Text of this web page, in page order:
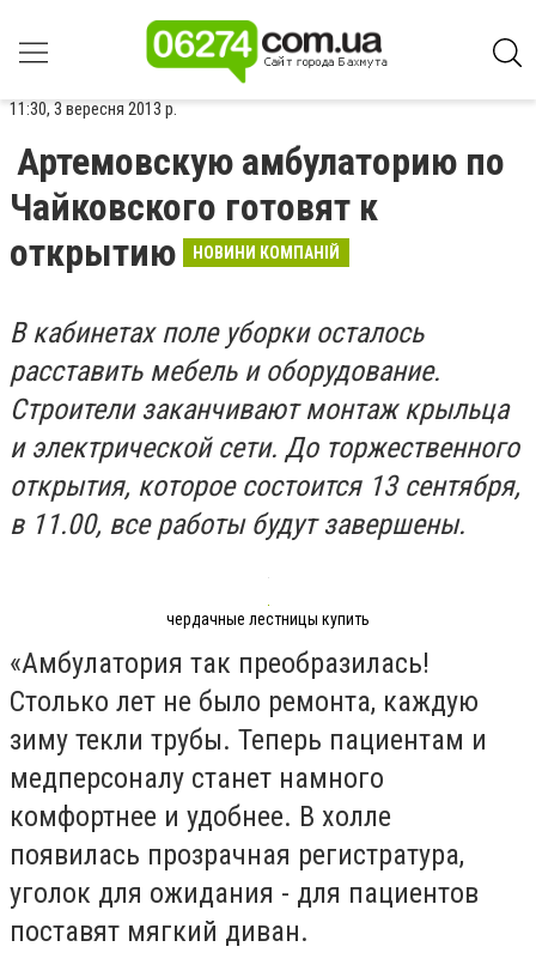
11:30, 3 вересня 2013 р.
Артемовскую амбулаторию по
Чайковского готовят к
открытию
НОВИНИ КОМПАНІЙ
В кабинетах поле уборки осталось
расставить мебель и оборудование.
Строители заканчивают монтаж крыльца
и электрической сети. До торжественного
открытия, которое состоится 13 сентября,
в 11.00, все работы будут завершены.
чердачные лестницы купить
«Амбулатория так преобразилась!
Столько лет не было ремонта, каждую
зиму текли трубы. Теперь пациентам и
медперсоналу станет намного
комфортнее и удобнее. В холле
появилась прозрачная регистратура,
уголок для ожидания - для пациентов
поставят мягкий диван.